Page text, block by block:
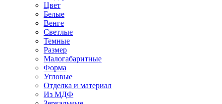
Цвет
Белые
Венге
Светлые
Темные
Размер
Малогабаритные
Форма
Угловые
Отделка и материал
Из МДФ